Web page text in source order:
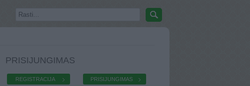
PRISIJUNGIMAS
REGISTRACIJA
PRISIJUNGIMAS